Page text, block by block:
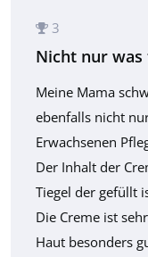
3
Nicht nur was
Meine Mama
ebenfalls nicht
Erwachsenen
Der Inhalt der
Tiegel der gefüllt
Die Creme ist
Haut besonders